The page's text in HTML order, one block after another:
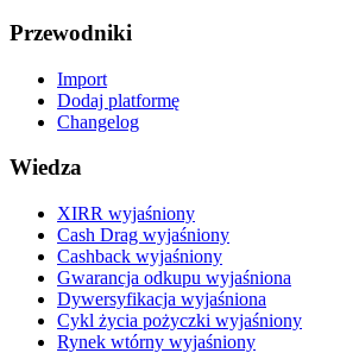
Przewodniki
Import
Dodaj platformę
Changelog
Wiedza
XIRR wyjaśniony
Cash Drag wyjaśniony
Cashback wyjaśniony
Gwarancja odkupu wyjaśniona
Dywersyfikacja wyjaśniona
Cykl życia pożyczki wyjaśniony
Rynek wtórny wyjaśniony